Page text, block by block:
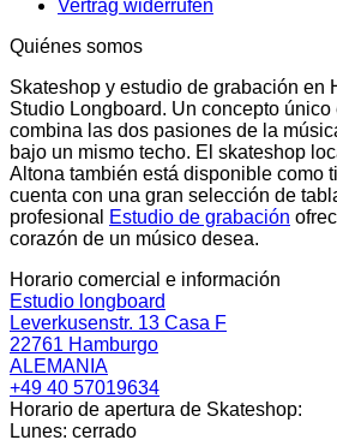
Vertrag widerrufen
Quiénes somos
Skateshop y estudio de grabación en
Studio Longboard. Un concepto
combina las dos pasiones de la
bajo un mismo techo. El skateshop
Altona también está disponible como
cuenta con una gran selección de
profesional
Estudio de grabación
corazón de un músico desea.
Horario comercial e información
Estudio longboard
Leverkusenstr. 13 Casa F
22761 Hamburgo
ALEMANIA
+49 40 57019634
Horario de apertura de Skateshop:
Lunes: cerrado